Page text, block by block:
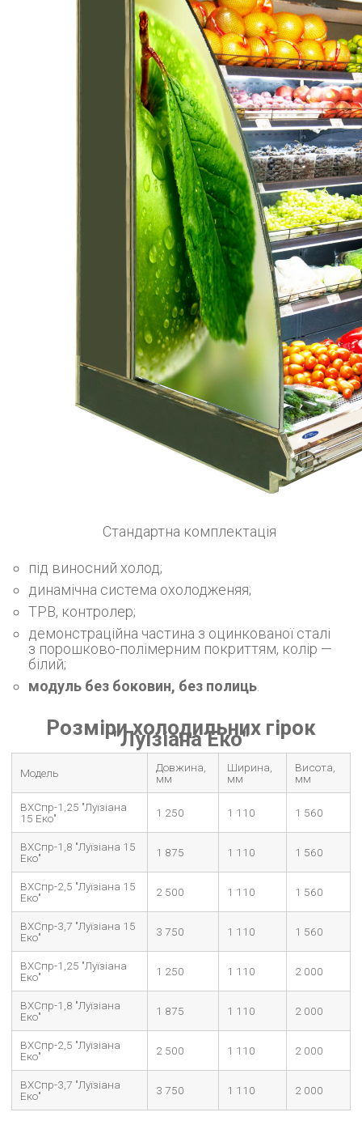
Стандартна комплектація
під виносний холод;
динамічна система охолодженяя;
ТРВ, контролер;
демонстраційна частина з оцинкованої сталі
з порошково-полімерним покриттям, колір —
білий;
модуль без боковин, без полиць
Розміри холодильних гірок
"Луїзіана Еко"
Модель
Довжина,
мм
Ширина,
мм
Висота,
мм
ВХСпр-1,25 "Луїзіана
15 Еко"
1 250 1 110 1 560
ВХСпр-1,8 "Луїзіана 15
Еко"
1 875 1 110 1 560
ВХСпр-2,5 "Луїзіана 15
Еко"
2 500 1 110 1 560
ВХСпр-3,7 "Луїзіана 15
Еко"
3 750 1 110 1 560
ВХСпр-1,25 "Луїзіана
Еко"
1 250 1 110 2 000
ВХСпр-1,8 "Луїзіана
Еко"
1 875 1 110 2 000
ВХСпр-2,5 "Луїзіана
Еко"
2 500 1 110 2 000
ВХСпр-3,7 "Луїзіана
Еко"
3 750 1 110 2 000